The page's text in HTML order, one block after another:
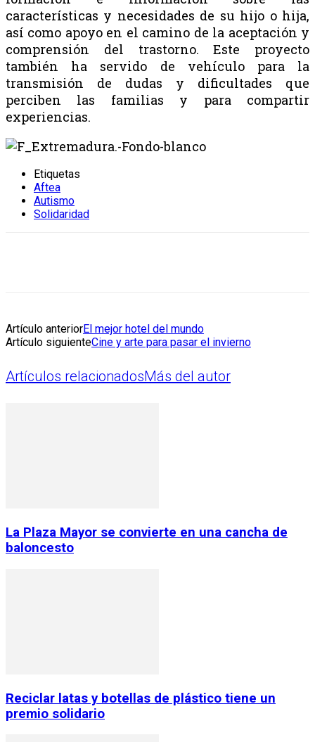
características y necesidades de su hijo o hija,
así como apoyo en el camino de la aceptación y
comprensión del trastorno. Este proyecto
también ha servido de vehículo para la
transmisión de dudas y dificultades que
perciben las familias y para compartir
experiencias.
Etiquetas
Aftea
Autismo
Solidaridad
Artículo anteriorEl mejor hotel del mundo
Artículo siguienteCine y arte para pasar el invierno
Artículos relacionadosMás del autor
La Plaza Mayor se convierte en una cancha de
baloncesto
Reciclar latas y botellas de plástico tiene un
premio solidario